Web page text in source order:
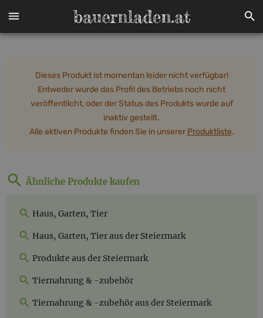
Dieses Produkt ist momentan leider nicht verfügbar!
Entweder wurde das Profil des Betriebs noch nicht
veröffentlicht, oder der Status des Produkts wurde auf
inaktiv gestellt.
Alle aktiven Produkte finden Sie in unserer Produktliste.
Ähnliche Produkte kaufen
Haus, Garten, Tier
Haus, Garten, Tier aus der Steiermark
Produkte aus der Steiermark
Tiernahrung & -zubehör
Tiernahrung & -zubehör aus der Steiermark